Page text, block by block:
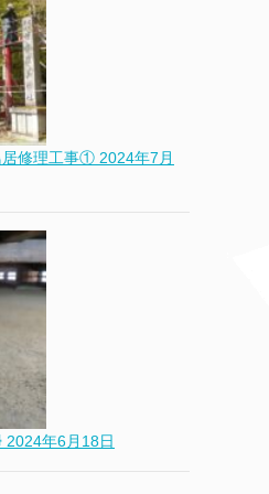
居修理工事① 2024年7月
2024年6月18日